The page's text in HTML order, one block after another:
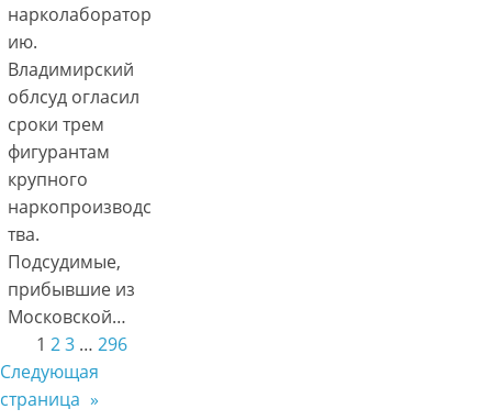
нарколаборатор
ию.
Владимирский
облсуд огласил
сроки трем
фигурантам
крупного
наркопроизводс
тва.
Подсудимые,
прибывшие из
Московской…
1 23 … 296
Следующая
страница »